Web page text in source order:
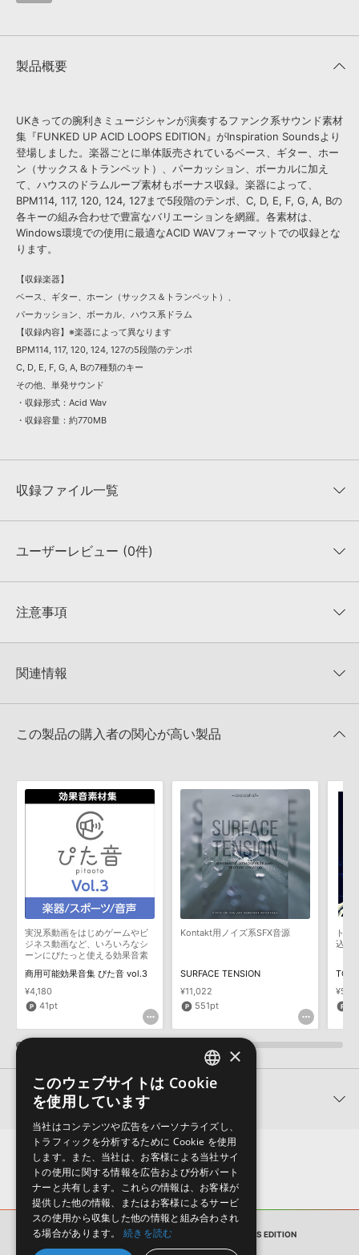
製品概要
UKきっての腕利きミュージシャンが演奏するファンク系サウンド素材
集『FUNKED UP ACID LOOPS EDITION』がInspiration Soundsより
登場しました。楽器ごとに単体販売されているベース、ギター、ホー
ン（サックス＆トランペット）、パーカッション、ボーカルに加え
て、ハウスのドラムループ素材もボーナス収録。楽器によって、
BPM114, 117, 120, 124, 127まで5段階のテンポ、C, D, E, F, G, A, Bの
各キーの組み合わせで豊富なバリエーションを網羅。各素材は、
Windows環境での使用に最適なACID WAVフォーマットでの収録とな
ります。
【収録楽器】
ベース、ギター、ホーン（サックス＆トランペット）、
パーカッション、ボーカル、ハウス系ドラム
【収録内容】※楽器によって異なります
BPM114, 117, 120, 124, 127の5段階のテンポ
C, D, E, F, G, A, Bの7種類のキー
その他、単発サウンド
・収録形式：Acid Wav
・収録容量：約770MB
収録ファイル一覧
収録ファイル一覧
ユーザーレビュー (0件)
★★★★★
★5
★4
★1
注意事項
KONTAKTフォーマットは、
でお使いいただけます。無償版のKONTAKT PLAYERではお使いい
4GBを超えるデータに関するご注意：FAT32でフォーマットされた
きます際には、NTFSやHFS＋でフォーマットされたHDDをご用意
いただく必要がございます。
製品の購入手続き完了後、受注確認メールとシリアルナンバーをお
知らせするメールの2通が送信されます。メールに記載されており
ます説明に沿って、製品のダウンロード／導入を行って下さい。
サンプルパック製品には、原則として日本語版操作マニュアルをご
用意しておりません。ご購入後のご不明点や詳細に関するお問い合
わせなどはテクニカルサポート
までご連絡ください。
デモソングは、製品収録サウンドを使ってできることを紹介するた
めのデモンストレーション用の楽曲です。原則として、デモソング
そのものをお使いいただくことはできません。また、デモソングを
構成する全てのサウンドが、サンプルパックに含まれていることを
保証するものではありません。
ダウンロード製品という性質上、一切の返品・返金はお受け付け致
しかねます。
関連情報
50%OFF！サマーセール！
この製品の購入者の関心が高い製品
実況系動画をはじめゲームやビ
ジネス動画など、いろいろなシ
ーンにぴたっと使える効果音素
商用可能効果音集 ぴた音 vol.3
¥4,180
41pt
Kontakt用ノイズ系SFX音源
SURFACE TENSION
¥11,022
551pt
トラ
込む
関連製品
サンプルパック FUNKED UP ACID LOOPS EDITION
ENGLISH
×
このウェブサイトは Cookie
を使用しています
当社はコンテンツや広告をパーソナライズし、
トラフィックを分析するために Cookie を使用
します。また、当社は、お客様による当社サイ
トの使用に関する情報を広告および分析パート
ナーと共有します。これらの情報は、お客様が
提供した他の情報、またはお客様によるサービ
スの使用から収集した他の情報と組み合わされ
る場合があります。
続きを読む